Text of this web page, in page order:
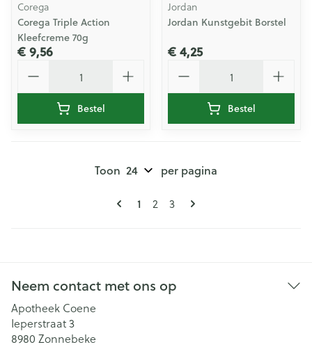
Corega
Corega Triple Action
Kleefcreme 70g
€ 9,56
Bestel
Jordan
Jordan Kunstgebit Borstel
€ 4,25
Bestel
Pagina's
U lees momenteel pagina
1 Pagina
2 Pagina
3
Toon per pagina
Neem contact met ons op
Apotheek Coene
Ieperstraat 3
8980 Zonnebeke